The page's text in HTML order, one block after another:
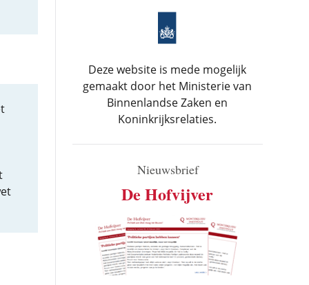
Deze website is mede mogelijk
gemaakt door het Ministerie van
Binnenlandse Zaken en
Koninkrijksrelaties.
Nieuwsbrief
De Hofvijver